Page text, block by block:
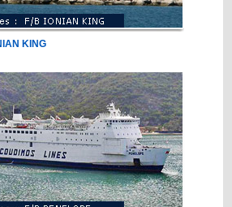
KING